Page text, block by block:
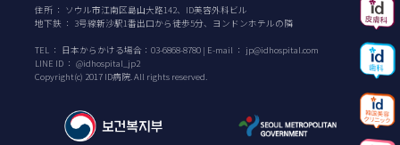
住所 ： ソウル市江南区島山大路142、ID美容外科ビル
地下鉄 ： 3号線新沙駅1番出口から徒歩5分、ヨンドンホテルの隣
TEL ： 日本からかける場合： 03-6868-8780 | E-mail ： jp@idhospital.com
LINE ID ： @idhospital_jp2
Copyright(c) 2017 ID病院. All rights reserved.